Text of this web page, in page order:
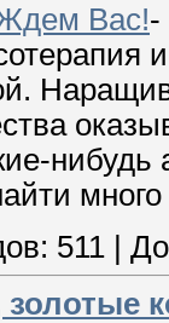
Вас!-
511 |